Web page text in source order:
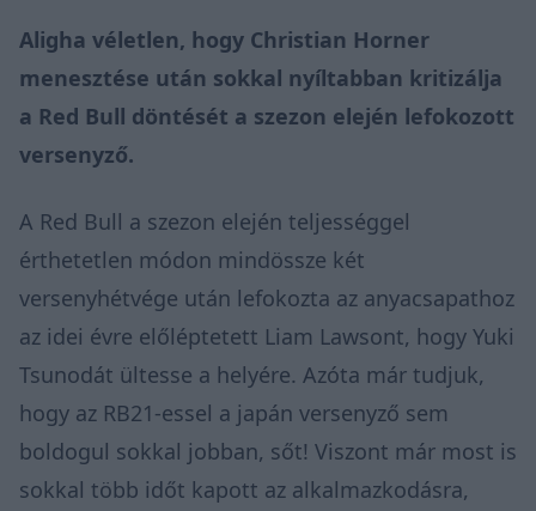
Aligha véletlen, hogy Christian Horner
menesztése után sokkal nyíltabban kritizálja
a Red Bull döntését a szezon elején lefokozott
versenyző.
A Red Bull a szezon elején teljességgel
érthetetlen módon mindössze két
versenyhétvége után lefokozta az anyacsapathoz
az idei évre előléptetett Liam Lawsont, hogy Yuki
Tsunodát ültesse a helyére. Azóta már tudjuk,
hogy az RB21-essel a japán versenyző sem
boldogul sokkal jobban, sőt! Viszont már most is
sokkal több időt kapott az alkalmazkodásra,